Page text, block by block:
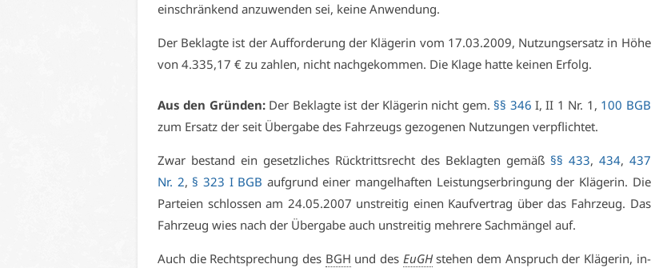
ein­schrän­kend an­zu­wen­den sei, kei­ne An­wen­dung.
Der Be­klag­te ist der Auf­for­de­rung der Klä­ge­rin vom 17.03.2009, Nut­zungs­er­satz in Hö­he
von 4.335,17 € zu zah­len, nicht nach­ge­kom­men. Die Kla­ge hat­te kei­nen Er­folg.
Aus den Grün­den:Der Be­klag­te ist der Klä­ge­rin nicht gem. §§ 346 I, II 1 Nr. 1, 100 BGB
zum Er­satz der seit Über­ga­be des Fahr­zeugs ge­zo­ge­nen Nut­zun­gen ver­pflich­tet.
Zwar be­stand ein ge­setz­li­ches Rück­tritts­recht des Be­klag­ten ge­mäß §§ 433, 434, 437
Nr. 2, § 323 I BGB auf­grund ei­ner man­gel­haf­ten Leis­tungs­er­brin­gung der Klä­ge­rin. Die
Par­tei­en schlos­sen am 24.05.2007 un­strei­tig ei­nen Kauf­ver­trag über das Fahr­zeug. Das
Fahr­zeug wies nach der Über­ga­be auch un­strei­tig meh­re­re Sach­män­gel auf.
Auch die Recht­spre­chung des BGH und des EuGHste­hen dem An­spruch der Klä­ge­rin, in­